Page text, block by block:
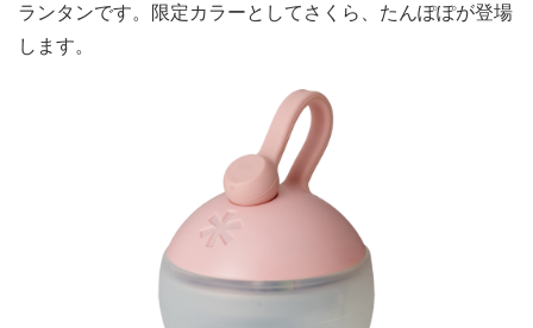
ランタンです。限定カラーとしてさくら、たんぽぽが登場
します。